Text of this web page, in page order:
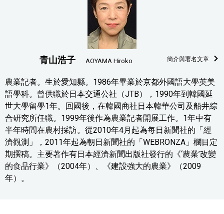
青山浩子 AOYAMA Hiroko 簡介與署名文章
農業記者。生於愛知縣。1986年畢業於京都外國語大學英美
語學科。曾供職於日本交通公社（JTB），1990年到韓國延
世大學留學1年。回國後，在韓國商社日本韓華公司及船井綜
合研究所任職。1999年後作為農業記者開展工作。1年中有
半年時間在農村採訪。從2010年4月起為每日新聞社的「經
濟觀測」，2011年起為朝日新聞社的「WEBRONZA」欄目定
期撰稿。主要著作有日本經濟新聞出版社發行的《‘農業’改變
的食品行業》（2004年）、《建設強大的農業》（2009
年）。